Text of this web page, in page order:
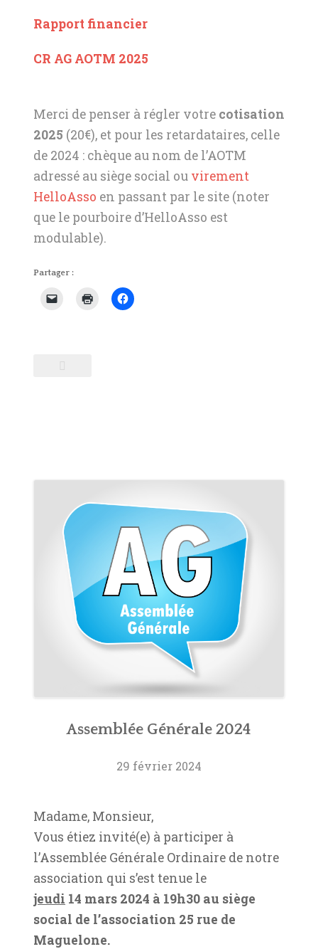
Rapport financier
CR AG AOTM 2025
Merci de penser à régler votre cotisation
2025 (20€), et pour les retardataires, celle
de 2024 : chèque au nom de l’AOTM
adressé au siège social ou virement
HelloAsso en passant par le site (noter
que le pourboire d’HelloAsso est
modulable).
Partager :
Assemblée Générale 2024
29 février 2024
Madame, Monsieur,
Vous étiez invité(e) à participer à
l’Assemblée Générale Ordinaire de notre
association qui s’est tenue le
jeudi 14 mars 2024 à 19h30 au siège
social de l’association 25 rue de
Maguelone.